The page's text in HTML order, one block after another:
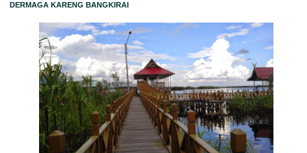
DERMAGA KARENG BANGKIRAI